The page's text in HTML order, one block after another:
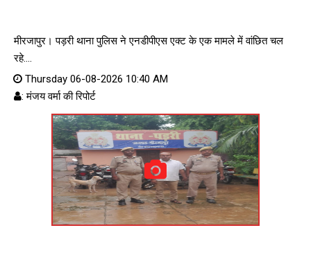
मीरजापुर। पड़री थाना पुलिस ने एनडीपीएस एक्ट के एक मामले में वांछित चल
रहे....
Thursday 06-08-2026 10:40 AM
: मंजय वर्मा की रिपोर्ट